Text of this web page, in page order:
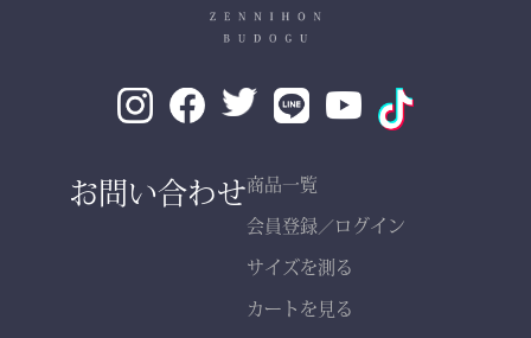
✔ 伝統色・定番色の豊富
素材： 武州金橋 8800 木
140年以上の歴史をもつ日
本最古クラスの木綿生地。
商品一覧
会員登録 ／ログイン
サイズを測る
カートを見る
お問い合わせ